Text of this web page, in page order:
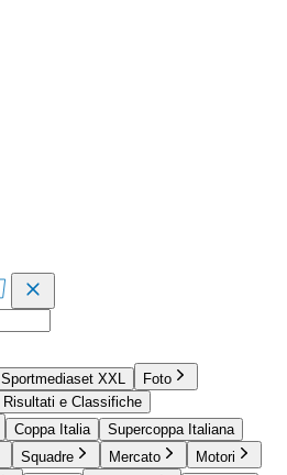
Sportmediaset XXL
Foto
Risultati e Classifiche
Coppa Italia
Supercoppa Italiana
Squadre Mercato
Motori